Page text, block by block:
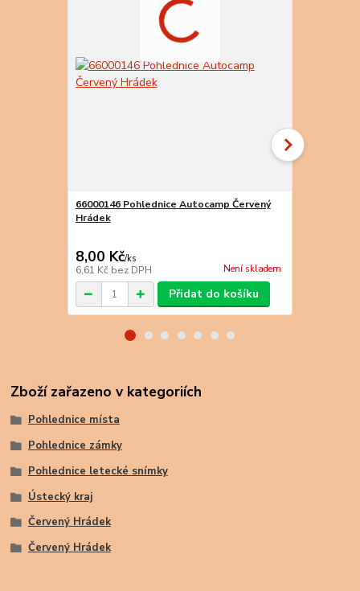
66000146 Pohlednice Autocamp Červený
Hrádek
8,00 Kč/ks
6,61 Kč bez DPH Není skladem
Přidat do košíku
Zboží zařazeno v kategoriích
Pohlednice místa
Pohlednice zámky
Pohlednice letecké snímky
Ústecký kraj
Červený Hrádek
Červený Hrádek